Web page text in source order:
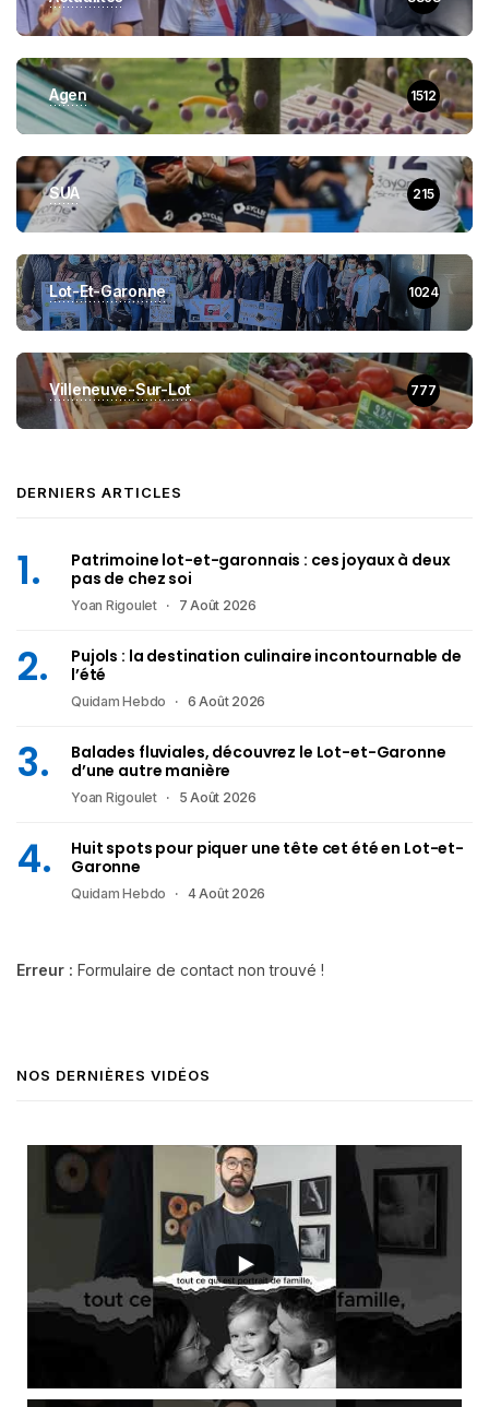
Agen 1512
SUA 215
Lot-Et-Garonne 1024
Villeneuve-Sur-Lot 777
DERNIERS ARTICLES
Patrimoine lot-et-garonnais : ces joyaux à deux
pas de chez soi
Yoan Rigoulet 7 Août 2026
Pujols : la destination culinaire incontournable de
l’été
Quidam Hebdo 6 Août 2026
Balades fluviales, découvrez le Lot-et-Garonne
d’une autre manière
Yoan Rigoulet 5 Août 2026
Huit spots pour piquer une tête cet été en Lot-et-
Garonne
Quidam Hebdo 4 Août 2026
Erreur : Formulaire de contact non trouvé !
NOS DERNIÈRES VIDÉOS